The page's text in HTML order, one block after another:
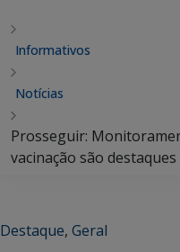
Informativos
Notícias
Prosseguir:
vacinação são
Destaque, Geral